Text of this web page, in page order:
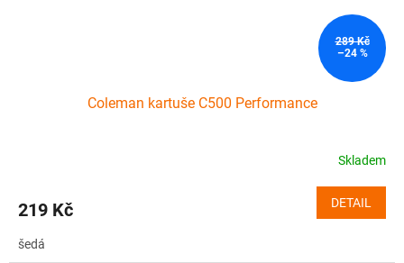
289 Kč
–24 %
Coleman kartuše C500 Performance
Skladem
219 Kč DETAIL
šedá